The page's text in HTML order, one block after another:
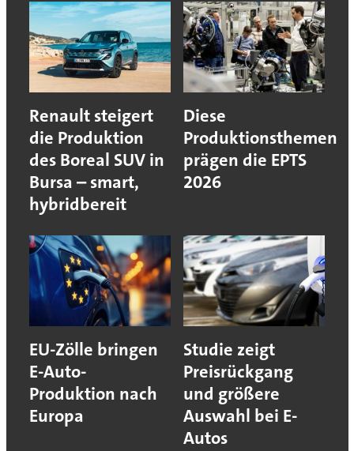
Renault steigert
die Produktion
des Boreal SUV in
Bursa – smart,
hybridbereit
Diese
Produktionsthemen
prägen die EPTS
2026
EU-Zölle bringen
E-Auto-
Produktion nach
Europa
Studie zeigt
Preisrückgang
und größere
Auswahl bei E-
Autos